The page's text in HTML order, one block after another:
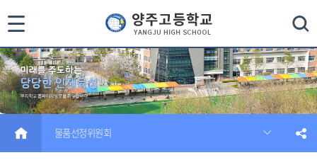
검색
통
합
검
닫
기
HOME 물품선정위원회